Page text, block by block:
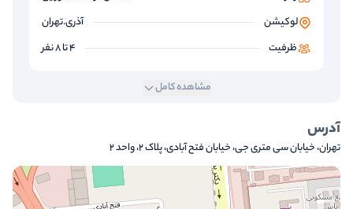
لوکیشن
آذری.تهران
ظرفیت
4 تا 8 نفر
مشاهده کامل
آدرس
تهران، خیابان سی متری جی، خیابان فتح آبادی، پلاک ۲، واحد ۲